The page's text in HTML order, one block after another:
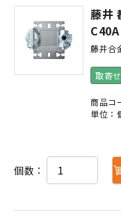
藤井
C40A
藤井合
取寄
商品コ
単位：
個数：